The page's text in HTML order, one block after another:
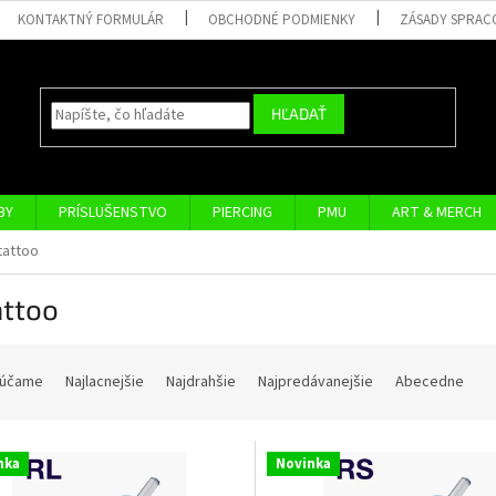
KONTAKTNÝ FORMULÁR OBCHODNÉ PODMIENKY ZÁSADY
HĽADAŤ
PRÍSLUŠENSTVO PIERCING PMU ART & MERCH
Najlacnejšie Najdrahšie Najpredávanejšie Abecedne
Novinka